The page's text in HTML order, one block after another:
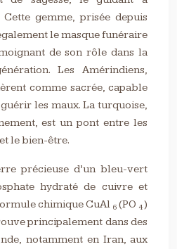
gemme, prisée depuis
le masque funéraire
de son rôle dans la
Les Amérindiens,
comme sacrée, capable
les maux. La turquoise,
est un pont entre les
le bien-être.
précieuse d’un bleu-vert
hydraté de cuivre et
chimique CuAl 6 (PO 4)
principalement dans des
notamment en Iran, aux